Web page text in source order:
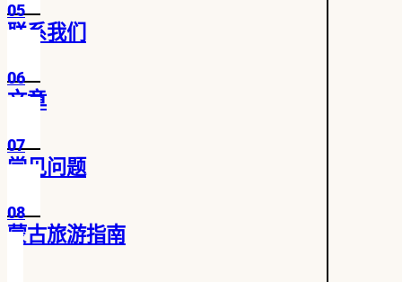
05
联系我们
06
文章
07
常见问题
08
蒙古旅游指南